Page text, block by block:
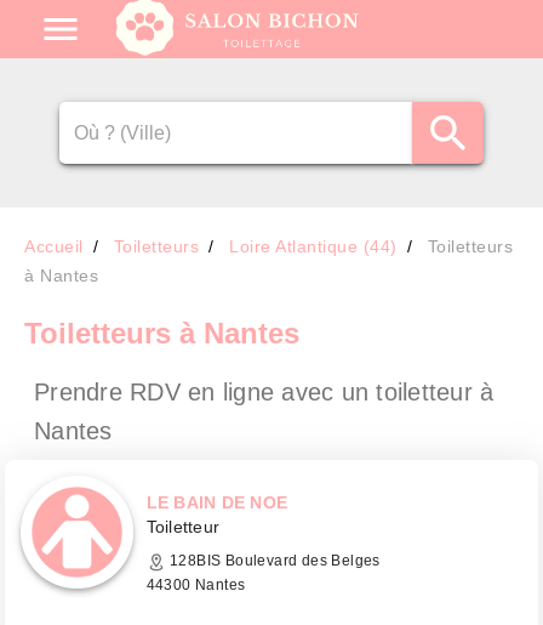
Accueil Toiletteurs Loire Atlantique (44)
Toiletteurs
à Nantes
Toiletteurs à Nantes
Prendre RDV en ligne avec un toiletteur à
Nantes
LE BAIN DE NOE
Toiletteur
128BIS Boulevard des Belges
44300 Nantes